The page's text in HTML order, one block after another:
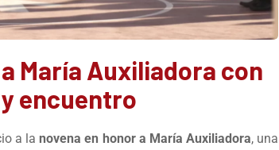
María Auxiliadora con
encuentro
a lanovena en honor a María Auxiliadora, una